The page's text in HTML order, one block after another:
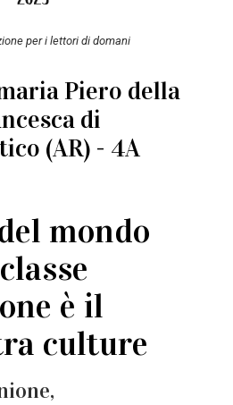
per i lettori di domani
Piero della
di
(AR) - 4A
mondo
è il
culture